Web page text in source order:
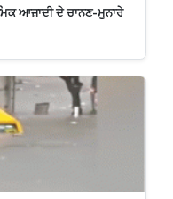
ਆਜ਼ਾਦੀ ਦੇ ਚਾਨਣ-ਮੁਨਾਰੇ